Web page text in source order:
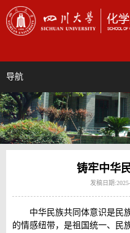
导航
铸牢中华
发稿日期
中华民族共同体意识是民
的情感纽带，是祖国统一、民